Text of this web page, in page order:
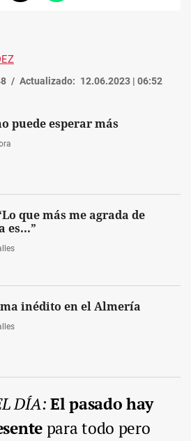
Actualizado: 12.06.2023 | 06:52
puede esperar más
que más me agrada de
es...”
inédito en el Almería
DÍA:El pasado hay
para todo pero